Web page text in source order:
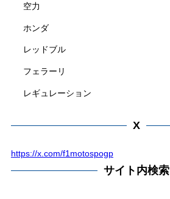
空力
ホンダ
レッドブル
フェラーリ
レギュレーション
X
https://x.com/f1motospogp
サイト内検索